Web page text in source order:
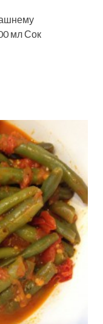
мл Сок